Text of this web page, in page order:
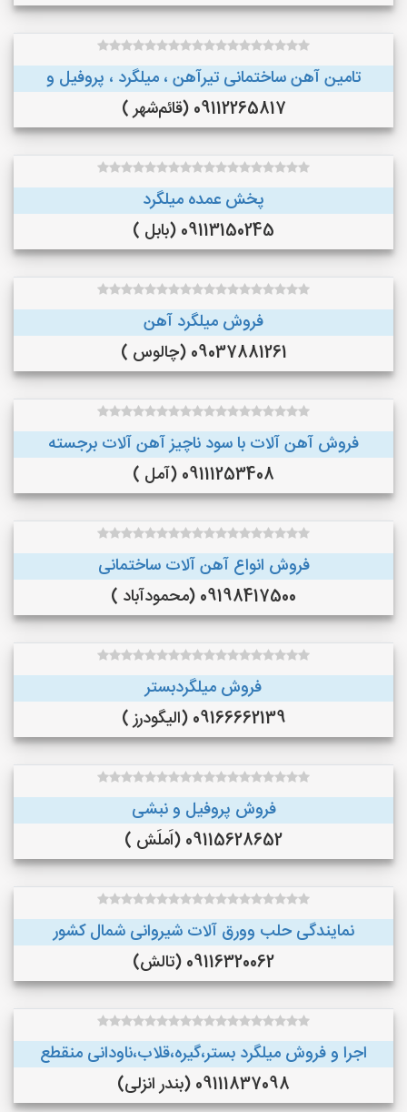
تامین آهن ساختمانی تیرآهن ، میلگرد ، پروفیل و
09112265817 (قائم‌شهر )
پخش عمده میلگرد
09113150245 (بابل )
فروش میلگرد آهن
09037881261 (چالوس )
فروش آهن آلات با سود ناچیز آهن آلات برجسته
09111253408 (آمل )
فروش انواع آهن آلات ساختمانی
09198417500 (محمودآباد )
فروش میلگردبستر
09166662139 (الیگودرز )
فروش پروفیل و نبشی
09115628652 (اَملَش )
نمایندگی حلب وورق آلات شیروانی شمال کشور
09116320062 (تالش)
اجرا و فروش میلگرد بستر،گیره،قلاب،ناودانی منقطع
09111837098 (بندر انزلی)